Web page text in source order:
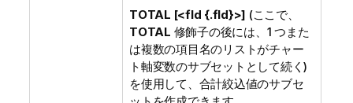
TOTAL [<fld {.fld}>] (ここで、
TOTAL 修飾子の後には、1 つまた
は複数の項目名のリストがチャー
ト軸変数のサブセットとして続く)
を使用して、合計絞込値のサブセ